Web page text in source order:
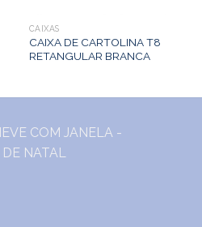
CAIXAS
CAIXA DE CARTOLINA T8
RETANGULAR BRANCA